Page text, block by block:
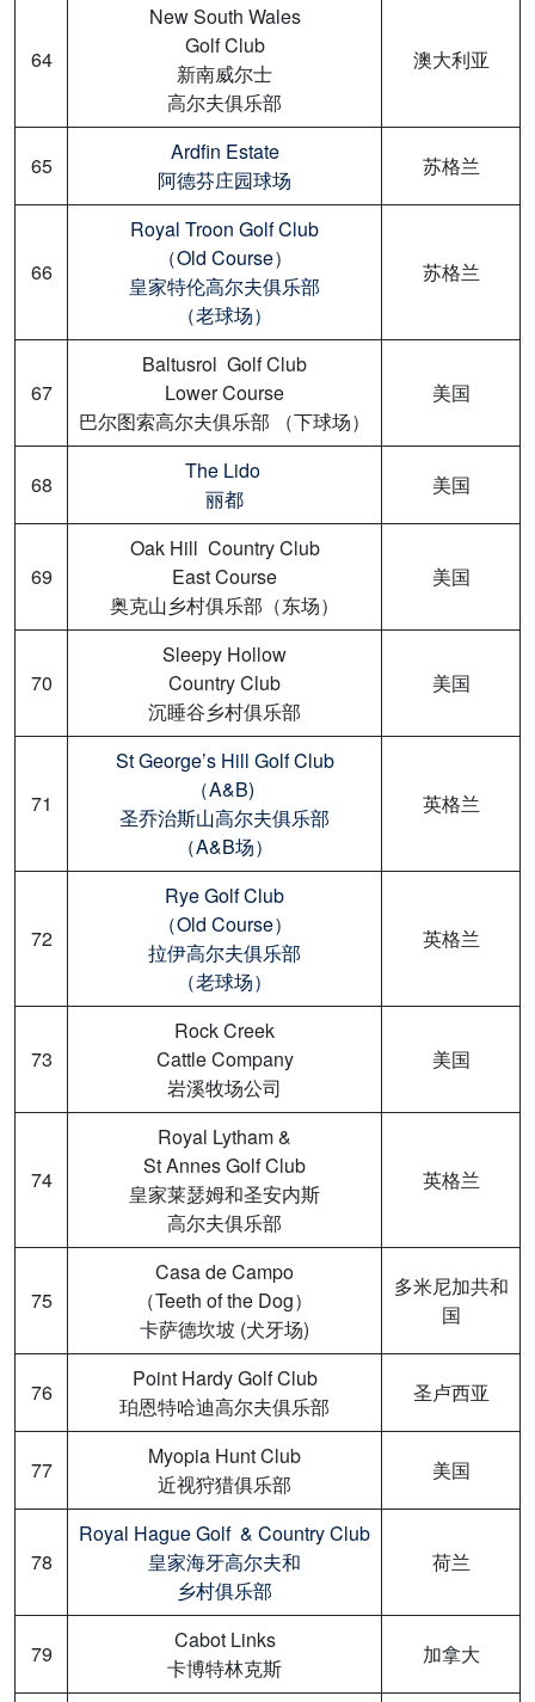
64
New South Wales
Golf Club
新南威尔士
高尔夫俱乐部
澳大利亚
65
Ardfin Estate
阿德芬庄园球场
苏格兰
66
Royal Troon Golf Club
（Old Course）
皇家特伦高尔夫俱乐部
（老球场）
苏格兰
67
Baltusrol Golf Club
Lower Course
巴尔图索高尔夫俱乐部 （下球场）
美国
68
The Lido
丽都
美国
69
Oak Hill Country Club
East Course
奥克山乡村俱乐部（东场）
美国
70
Sleepy Hollow
Country Club
沉睡谷乡村俱乐部
美国
71
St George’s Hill Golf Club
（A&B)
圣乔治斯山高尔夫俱乐部
（A&B场）
英格兰
72
Rye Golf Club
（Old Course）
拉伊高尔夫俱乐部
（老球场）
英格兰
73
Rock Creek
Cattle Company
岩溪牧场公司
美国
74
Royal Lytham &
St Annes Golf Club
皇家莱瑟姆和圣安内斯
高尔夫俱乐部
英格兰
75
Casa de Campo
（Teeth of the Dog）
卡萨德坎坡 (犬牙场)
多米尼加共和
国
76
Point Hardy Golf Club
珀恩特哈迪高尔夫俱乐部
圣卢西亚
77
Myopia Hunt Club
近视狩猎俱乐部
美国
78
Royal Hague Golf & Country Club
皇家海牙高尔夫和
乡村俱乐部
荷兰
79
Cabot Links
卡博特林克斯
加拿大